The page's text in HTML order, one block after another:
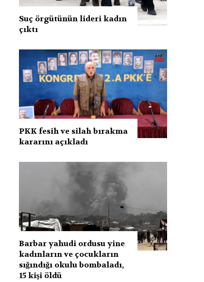
Suç örgütünün lideri kadın
çıktı
PKK fesih ve silah bırakma
kararını açıkladı
Barbar yahudi ordusu yine
kadınların ve çocukların
sığındığı okulu bombaladı,
15 kişi öldü